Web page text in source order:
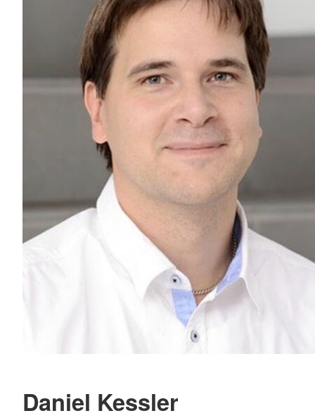
Daniel Kessler